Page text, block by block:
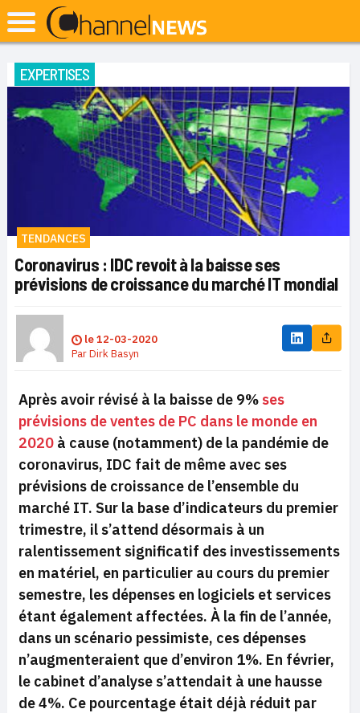
EXPERTISES
TENDANCES
Coronavirus : IDC revoit à la baisse ses
prévisions de croissance du marché IT mondial
le12-03-2020
ParDirk Basyn
Après avoir révisé à la baisse de 9% ses
prévisions de ventes de PC dans le monde en
2020 à cause (notamment) de la pandémie de
coronavirus, IDC fait de même avec ses
prévisions de croissance de l’ensemble du
marché IT. Sur la base d’indicateurs du premier
trimestre, il s’attend désormais à un
ralentissement significatif des investissements
en matériel, en particulier au cours du premier
semestre, les dépenses en logiciels et services
étant également affectées. À la fin de l’année,
dans un scénario pessimiste, ces dépenses
n’augmenteraient que d’environ 1%. En février,
le cabinet d’analyse s’attendait à une hausse
de 4%. Ce pourcentage était déjà réduit par